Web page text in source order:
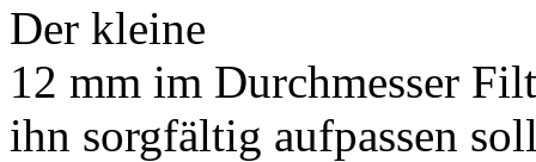
Der kleine
12 mm im Durchmesser
ihn sorgfältig aufpassen